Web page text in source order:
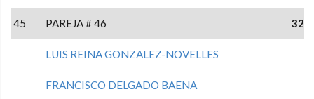
45 PAREJA # 46 32
LUIS REINA GONZALEZ-NOVELLES
FRANCISCO DELGADO BAENA